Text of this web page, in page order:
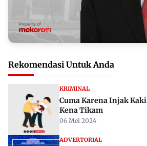
Rekomendasi Untuk Anda
KRIMINAL
Cuma Karena Injak
Kena Tikam
06 Mei 2024
ADVERTORIAL